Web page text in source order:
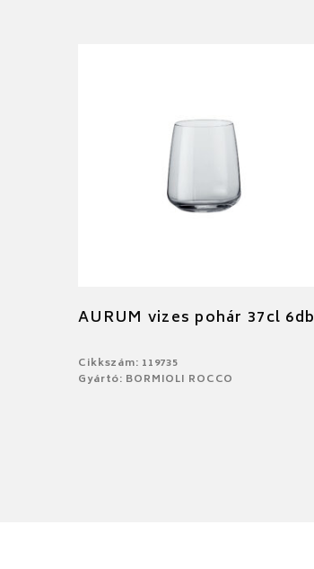
AURUM vizes pohár 37cl 6db
Cikkszám: 119735
Gyártó: BORMIOLI ROCCO